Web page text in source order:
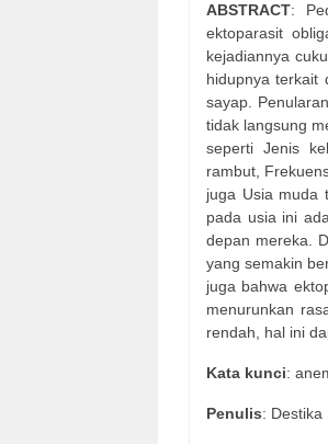
ABSTRACT:
ektoparasit
kejadiannya
hidupnya terkait
sayap.
tidak langsung
seperti Jenis
rambut,
juga Usia muda
pada usia ini
depan mereka.
yang semakin
juga bahwa
menurunkan
rendah, hal ini
Kata kunci:
Penulis: Destika